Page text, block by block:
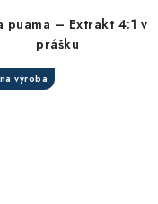
puama – Extrakt 4:1 v
prášku
výroba